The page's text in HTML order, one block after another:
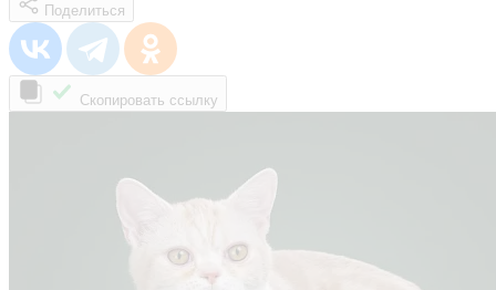
Поделиться
Скопировать ссылку